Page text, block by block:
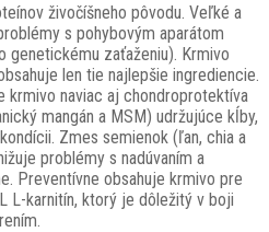
živočíšneho pôvodu. Veľké a
s pohybovým aparátom
genetickému zaťaženiu). Krmivo
len tie najlepšie ingrediencie.
krmivo naviac aj chondroprotektíva
mangán a MSM) udržujúce kĺby,
Zmes semienok (ľan, chia a
problémy s nadúvaním a
Preventívne obsahuje krmivo pre
L-karnitín, ktorý je dôležitý v boji